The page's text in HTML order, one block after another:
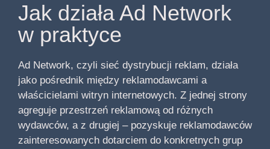
Jak działa Ad Network
w praktyce
Ad Network, czyli sieć dystrybucji reklam, działa
jako pośrednik między reklamodawcami a
właścicielami witryn internetowych. Z jednej strony
agreguje przestrzeń reklamową od różnych
wydawców, a z drugiej – pozyskuje reklamodawców
zainteresowanych dotarciem do konkretnych grup